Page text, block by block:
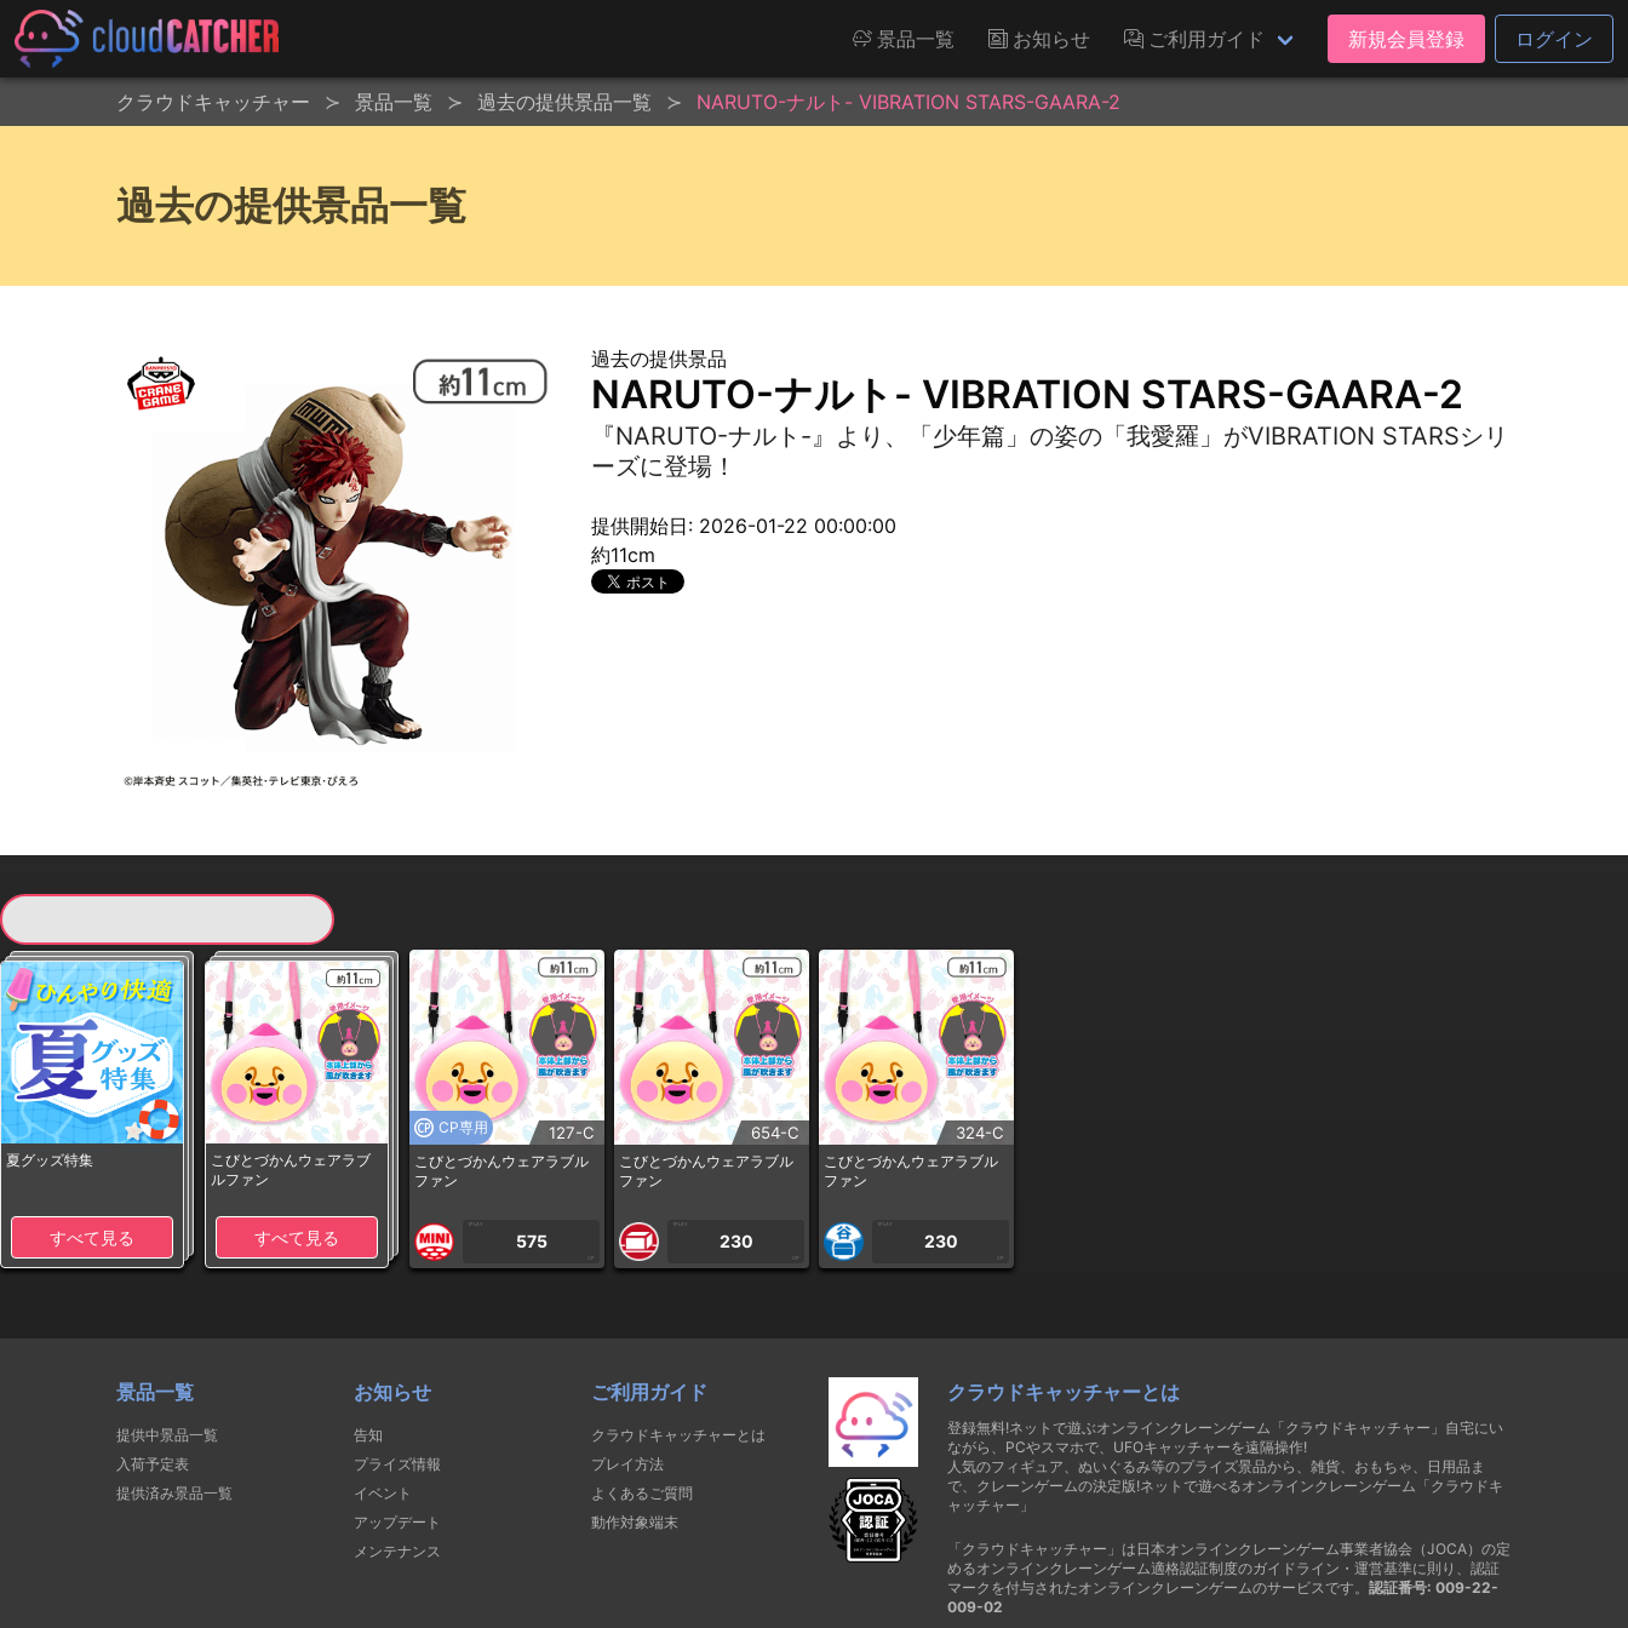
景品一覧 お知らせ ご利用ガイド 新規会員登録 ログイン
クラウドキャッチャー 景品一覧 過去の提供景品一覧 NARUTO-ナルト- VIBRATION STARS-GAARA-2
過去の提供景品一覧
過去の提供景品
NARUTO-ナルト- VIBRATION STARS-GAARA-2
『NARUTO-ナルト-』より、「少年篇」の姿の「我愛羅」がVIBRATION STARSシリ
ーズに登場！
提供開始日: 2026-01-22 00:00:00
約11cm
夏グッズ特集
すべて見る
こびとづかんウェアラブ
ルファン
すべて見る
CP専用 127-C
こびとづかんウェアラブル
ファン
1PLAY
575
CP
654-C
こびとづかんウェアラブル
ファン
1PLAY
230
CP
324-C
こびとづかんウェアラブル
ファン
1PLAY
230
CP
景品一覧
提供中景品一覧
入荷予定表
提供済み景品一覧
お知らせ
告知
プライズ情報
イベント
アップデート
メンテナンス
ご利用ガイド
クラウドキャッチャーとは
プレイ方法
よくあるご質問
動作対象端末
クラウドキャッチャーとは
登録無料!ネットで遊ぶオンラインクレーンゲーム「クラウドキャッチャー」自宅にい
ながら、PCやスマホで、UFOキャッチャーを遠隔操作!
人気のフィギュア、ぬいぐるみ等のプライズ景品から、雑貨、おもちゃ、日用品ま
で、クレーンゲームの決定版!ネットで遊べるオンラインクレーンゲーム「クラウドキ
ャッチャー」
「クラウドキャッチャー」は日本オンラインクレーンゲーム事業者協会（JOCA）の定
めるオンラインクレーンゲーム適格認証制度のガイドライン・運営基準に則り、認証
マークを付与されたオンラインクレーンゲームのサービスです。 認証番号: 009-22-
009-02